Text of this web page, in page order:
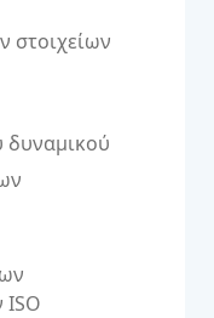
στοιχείων
δυναμικού
ISO